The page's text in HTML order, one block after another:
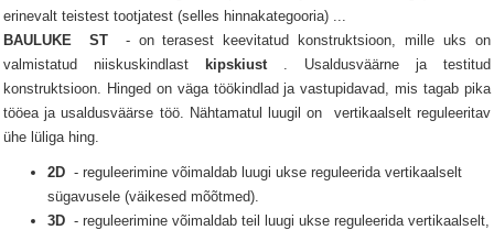
erinevalt teistest tootjatest (selles hinnakategooria) ...
BAULUKE
ST- on terasest keevitatud konstruktsioon, mille uks on
valmistatud niiskuskindlast
kipskiust. Usaldusväärne ja testitud
konstruktsioon. Hinged on väga töökindlad ja vastupidavad, mis tagab pika
tööea ja usaldusväärse töö. Nähtamatul luugilon vertikaalselt reguleeritav
ühe lüliga hing.
2D - reguleerimine võimaldab luugi ukse reguleerida vertikaalselt
sügavusele (väikesed mõõtmed).
3D - reguleerimine võimaldab teil luugi ukse reguleerida vertikaalselt,